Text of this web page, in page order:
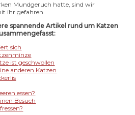
Mundgeruch hatte, sind wir
ihr gefahren.
spannende Artikel rund um Katzen
sich
ist geschwollen
anderen Katzen
essen?
Besuch